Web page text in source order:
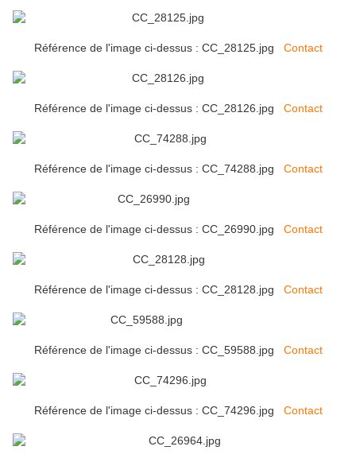
Référence de l'image ci-dessus : CC_28125.jpg Contact
Référence de l'image ci-dessus : CC_28126.jpg Contact
Référence de l'image ci-dessus : CC_74288.jpg Contact
Référence de l'image ci-dessus : CC_26990.jpg Contact
Référence de l'image ci-dessus : CC_28128.jpg Contact
Référence de l'image ci-dessus : CC_59588.jpg Contact
Référence de l'image ci-dessus : CC_74296.jpg Contact